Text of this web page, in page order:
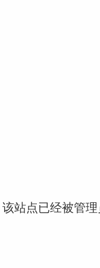
站点已经被管